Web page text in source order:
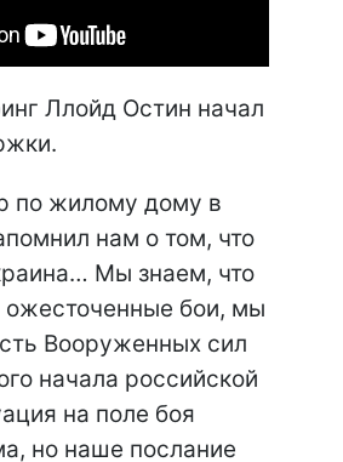
Ллойд Остин начал
по жилому дому в
нам о том, что
Мы знаем, что
бои, мы
Вооруженных сил
начала российской
на поле боя
но наше послание